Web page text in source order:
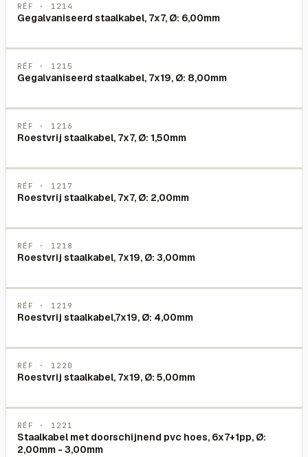
RÉF · 1214
Gegalvaniseerd staalkabel, 7x7, Ø: 6,00mm
RÉF · 1215
Gegalvaniseerd staalkabel, 7x19, Ø: 8,00mm
RÉF · 1216
Roestvrij staalkabel, 7x7, Ø: 1,50mm
RÉF · 1217
Roestvrij staalkabel, 7x7, Ø: 2,00mm
RÉF · 1218
Roestvrij staalkabel, 7x19, Ø: 3,00mm
RÉF · 1219
Roestvrij staalkabel,7x19, Ø: 4,00mm
RÉF · 1220
Roestvrij staalkabel, 7x19, Ø: 5,00mm
RÉF · 1221
Staalkabel met doorschijnend pvc hoes, 6x7+1pp, Ø:
2,00mm - 3,00mm